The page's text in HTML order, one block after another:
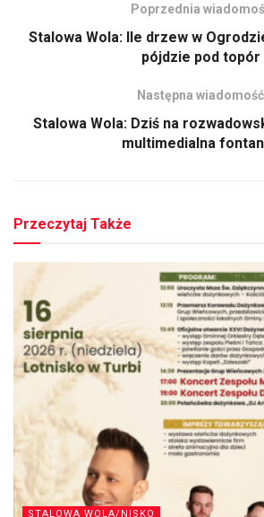
Poprzednia
Stalowa Wola: Ile drzew w
pójdzie pod topór
Następna wiadomość
Stalowa Wola: Dziś na
multimedialna
Przeczytaj Także
STALOWA WOLA/NISKO